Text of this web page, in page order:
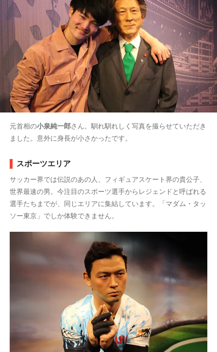
元首相の小泉純一郎さん。馴れ馴れしく写真を撮らせていただき
ました。意外に身長が小さかったです。
スポーツエリア
サッカー界では伝説のあの人、フィギュアスケート界の貴公子、
世界最速の男。今注目のスポーツ選手からレジェンドと呼ばれる
選手たちまでが、同じエリアに集結しています。「マダム・タッ
ソー東京」でしか体験できません。